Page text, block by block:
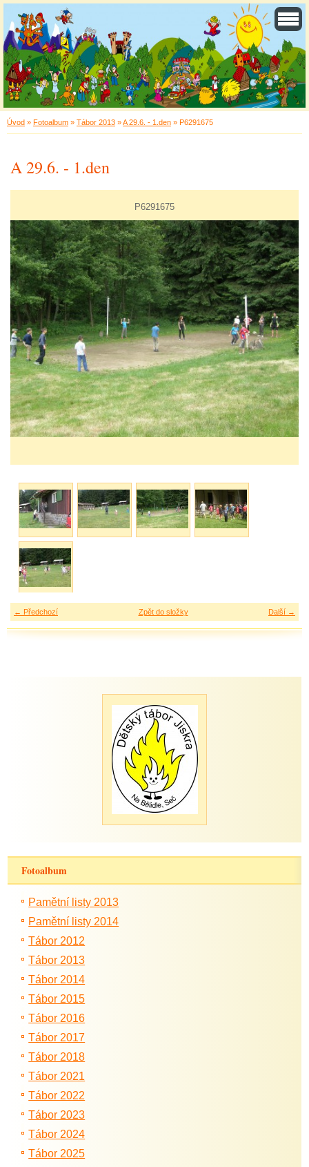
Úvod » Fotoalbum » Tábor 2013 »A 29.6. - 1.den » P6291675
A 29.6. - 1.den
P6291675
← Předchozí Další →
Zpět do složky
Fotoalbum
Pamětní listy 2013
Pamětní listy 2014
Tábor 2012
Tábor 2013
Tábor 2014
Tábor 2015
Tábor 2016
Tábor 2017
Tábor 2018
Tábor 2021
Tábor 2022
Tábor 2023
Tábor 2024
Tábor 2025